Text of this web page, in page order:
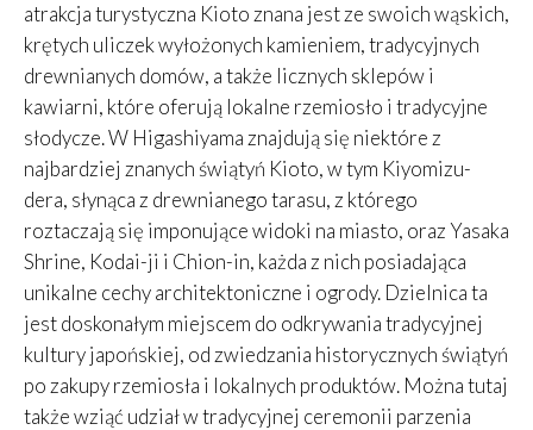
atrakcja turystyczna Kioto znana jest ze swoich wąskich,
krętych uliczek wyłożonych kamieniem, tradycyjnych
drewnianych domów, a także licznych sklepów i
kawiarni, które oferują lokalne rzemiosło i tradycyjne
słodycze. W Higashiyama znajdują się niektóre z
najbardziej znanych świątyń Kioto, w tym Kiyomizu-
dera, słynąca z drewnianego tarasu, z którego
roztaczają się imponujące widoki na miasto, oraz Yasaka
Shrine, Kodai-ji i Chion-in, każda z nich posiadająca
unikalne cechy architektoniczne i ogrody. Dzielnica ta
jest doskonałym miejscem do odkrywania tradycyjnej
kultury japońskiej, od zwiedzania historycznych świątyń
po zakupy rzemiosła i lokalnych produktów. Można tutaj
także wziąć udział w tradycyjnej ceremonii parzenia